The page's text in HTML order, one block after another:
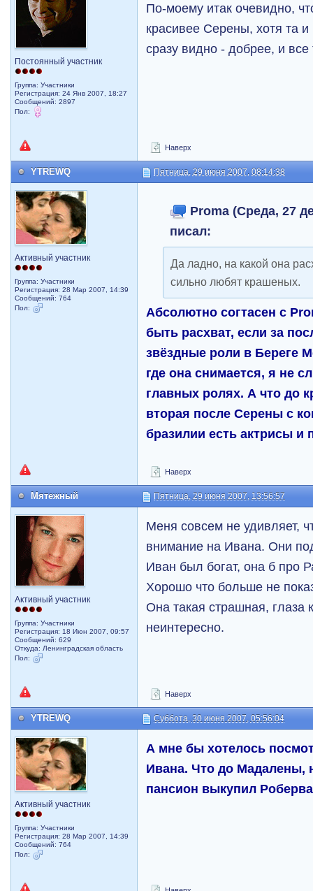
Постоянный участник
Группа: Участники
Регистрация: 24 Янв 2007, 18:27
Сообщений: 2897
Пол:
По-моему итак очевидно,
красивее Серены, хотя та
сразу видно - добрее, и все
Наверх
YTREWQ Пятница, 29 июня 2007, 08:14:38
Активный участник
Группа: Участники
Регистрация: 28 Мар 2007, 14:39
Сообщений: 764
Пол:
Proma (Среда, 27
писал:
Да ладно, на какой она
сильно любят крашеных.
Абсолютно согтасен с
быть расхват, если за
звёздные роли в Береге
где она снимается, я не
главных ролях. А что до
вторая после Серены с
бразилии есть актрисы и
Наверх
Мятежный Пятница, 29 июня 2007, 13:56:57
Активный участник
Группа: Участники
Регистрация: 18 Июн 2007, 09:57
Сообщений: 629
Откуда: Ленинградская область
Пол:
Меня совсем не удивляет,
внимание на Ивана. Они
Иван был богат, она б про
Хорошо что больше не
Она такая страшная, глаза
неинтересно.
Наверх
YTREWQ Суббота, 30 июня 2007, 05:56:04
Активный участник
Группа: Участники
Регистрация: 28 Мар 2007, 14:39
Сообщений: 764
Пол:
А мне бы хотелось
Ивана. Что до Мадалены,
пансион выкупил